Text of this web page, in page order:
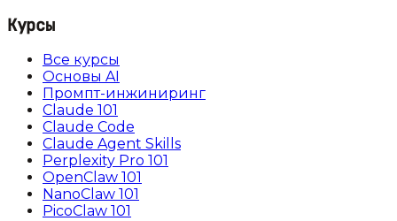
Курсы
Все курсы
Основы AI
Промпт-инжиниринг
Claude 101
Claude Code
Claude Agent Skills
Perplexity Pro 101
OpenClaw 101
NanoClaw 101
PicoClaw 101